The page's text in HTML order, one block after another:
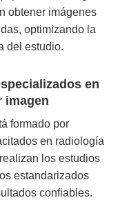
obtener imágenes
optimizando la
del estudio.
en
imagen
formado por
en radiología
los estudios
estandarizados
confiables.